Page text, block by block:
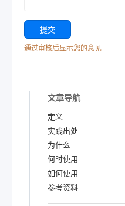
通过审核后显示您的意见
文章导航
定义
实践出处
为什么
何时使用
如何使用
参考资料